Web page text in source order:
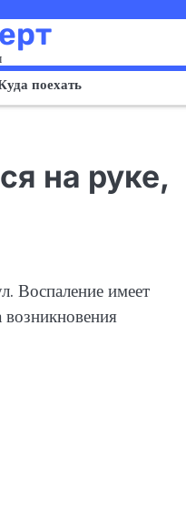
поехать
на руке,
Воспаление имеет